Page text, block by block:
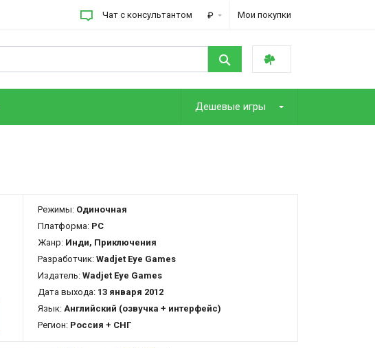
Чат с консультантом ₽ Мои покупки
Дешевые игры
Режимы: Одиночная
Платформа: PC
Жанр: Инди, Приключения
Разработчик: Wadjet Eye Games
Издатель: Wadjet Eye Games
Дата выхода: 13 января 2012
Язык: Английский (озвучка + интерфейс)
Регион: Россия + СНГ